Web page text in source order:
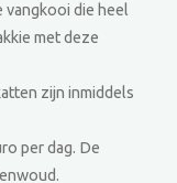
vangkooi die heel
met deze
zijn inmiddels
per dag. De